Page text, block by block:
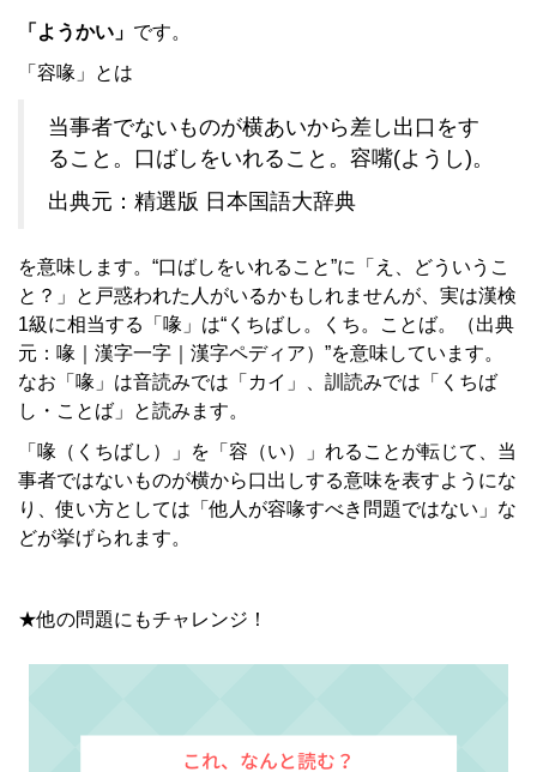
「ようかい」 です。
「容喙」とは
当事者でないものが横あいから差し出口をす
ること。口ばしをいれること。容嘴(ようし)。
出典元：精選版 日本国語大辞典
を意味します。“口ばしをいれること”に「え、どういうこ
と？」と戸惑われた人がいるかもしれませんが、実は漢検
1級に相当する「喙」は“くちばし。くち。ことば。（出典
元：喙｜漢字一字｜漢字ペディア）”を意味しています。
なお「喙」は音読みでは「カイ」、訓読みでは「くちば
し・ことば」と読みます。
「喙（くちばし）」を「容（い）」れることが転じて、当
事者ではないものが横から口出しする意味を表すようにな
り、使い方としては「他人が容喙すべき問題ではない」な
どが挙げられます。
★他の問題にもチャレンジ！